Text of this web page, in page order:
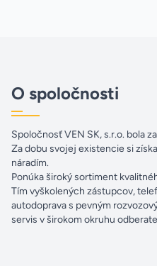
O spoločnosti
Spoločnosť VEN SK, s.r.o. bola
Za dobu svojej existencie si
náradím.
Ponúka široký sortiment
Tím vyškolených zástupcov,
autodoprava s pevným
servis v širokom okruhu